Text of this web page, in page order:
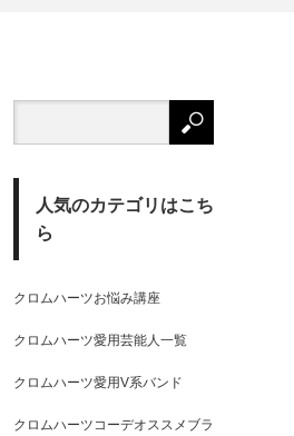
人気のカテゴリはこち
ら
クロムハーツお悩み講座
クロムハーツ愛用芸能人一覧
クロムハーツ愛用V系バンド
クロムハーツコーデオススメブラ